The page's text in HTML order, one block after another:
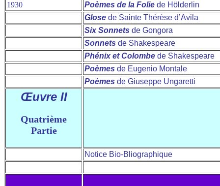
1930
Poèmes de la Folie de Hölderlin
Glose de Sainte Thérèse d’Avila
Six Sonnets de Gongora
Sonnets de Shakespeare
Phénix et Colombe de Shakespeare
Poèmes de Eugenio Montale
Poèmes de Giuseppe Ungaretti
Œuvre II
Quatrième
Partie
Notice Bio-Bliographique